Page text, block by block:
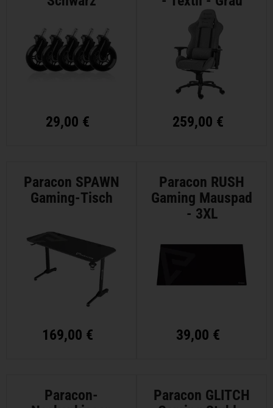
29,00 € 259,00 €
Paracon SPAWN
Gaming-Tisch
169,00 €
Paracon RUSH
Gaming Mauspad
- 3XL
39,00 €
Paracon-
Paracon GLITCH